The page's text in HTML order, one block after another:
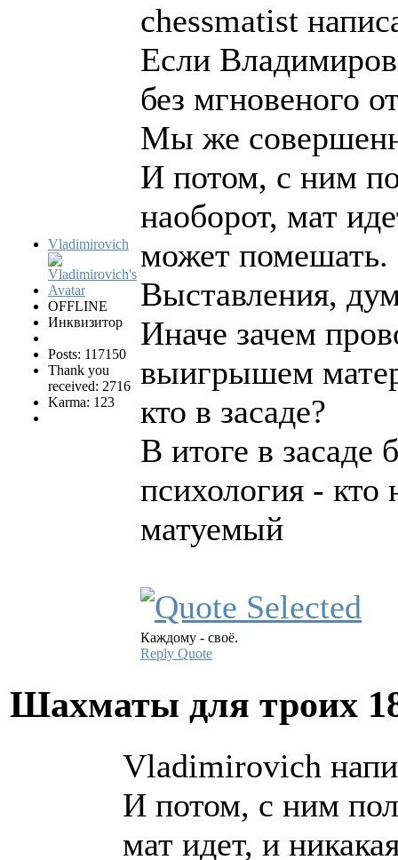
Vladimirovich
OFFLINE
Инквизитор
Posts: 117150
Thank you
received: 2716
Karma: 123
chessmatist
Если
без мгновеного
Мы же
И потом, с ним
наоборот, мат
может помешать.
Выставления,
Иначе зачем
выигрышем
кто в засаде?
В итоге в засаде
психология - кто
матуемый
Каждому - своё.
Reply Quote
Шахматы для троих
Vladimirovich
И потом, с ним
мат идет, и